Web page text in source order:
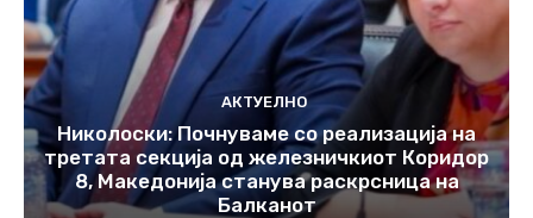
АКТУЕЛНО
Николоски: Почнуваме со реализација на
третата секција од железничкиот Коридор
8, Македонија станува раскрсница на
Балканот